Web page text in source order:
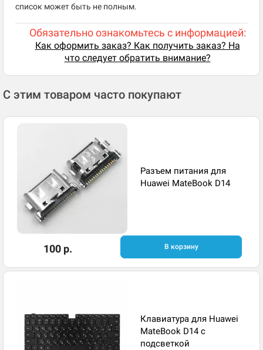
список может быть не полным.
Обязательно ознакомьтесь с информацией:
Как оформить заказ? Как получить заказ? На
что следует обратить внимание?
С этим товаром часто покупают
Разъем питания для
Huawei MateBook D14
100 р. В корзину
Клавиатура для Huawei
MateBook D14 с
подсветкой ​